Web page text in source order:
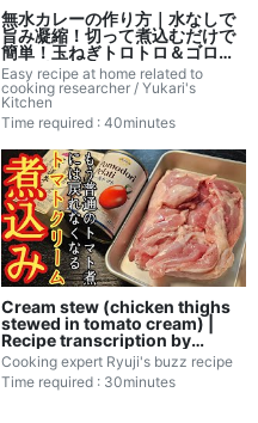
無水カレーの作り方｜水なしで
旨み凝縮！切って煮込むだけで
簡単！玉ねぎトロトロ＆ゴロゴ
ロ具材の絶品おうちカレーレシ
ピ！｜料理研究家ゆかりのおう
ちで簡単レシピ書き起こし
Easy recipe at home related to
cooking researcher / Yukari's
Kitchen
Time required : 40minutes
Cream stew (chicken thighs
stewed in tomato cream) |
Recipe transcription by
Ryuji's Buzz Recipe, a cooking
researcher
Cooking expert Ryuji's buzz recipe
Time required : 30minutes